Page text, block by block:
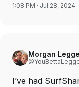
1:08 PM · Jul 28, 2024
Morgan
I’ve had